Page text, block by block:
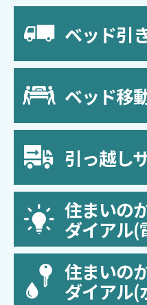
ベッド引
ベッド移
引っ越し
住まいの
ダイアル(
住まいの
ダイアル(